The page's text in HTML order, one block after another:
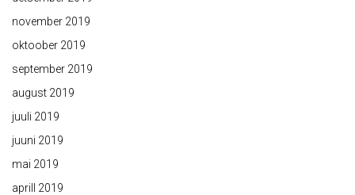
november 2019
oktoober 2019
september 2019
august 2019
juuli 2019
juuni 2019
mai 2019
aprill 2019